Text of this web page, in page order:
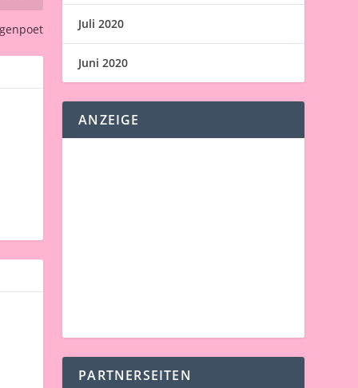
Juli 2020
Juni 2020
ANZEIGE
PARTNERSEITEN